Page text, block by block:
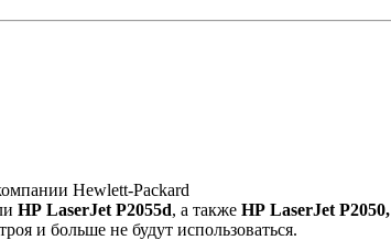
Hewlett-Packard
HP LaserJet P2055d, а также HP LaserJet P2050,
и больше не будут использоваться.